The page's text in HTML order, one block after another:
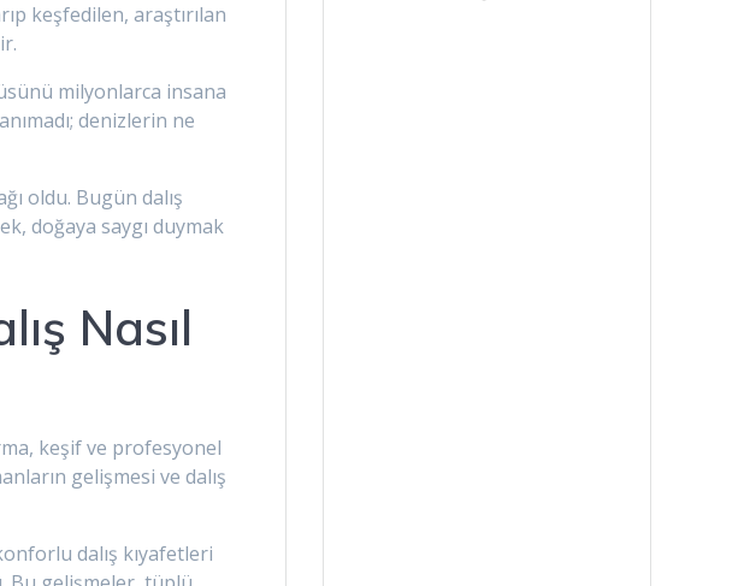
keşfedilen, araştırılan
milyonlarca insana
denizlerin ne
oldu. Bugün dalış
doğaya saygı duymak
Nasıl
keşif ve profesyonel
gelişmesi ve dalış
dalış kıyafetleri